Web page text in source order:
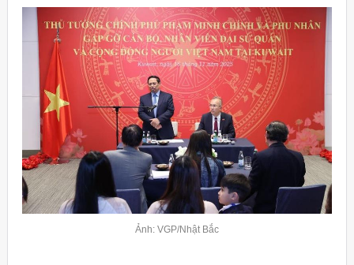
Việt Nam ở nước ngoài
Ảnh: VGP/Nhật Bắc